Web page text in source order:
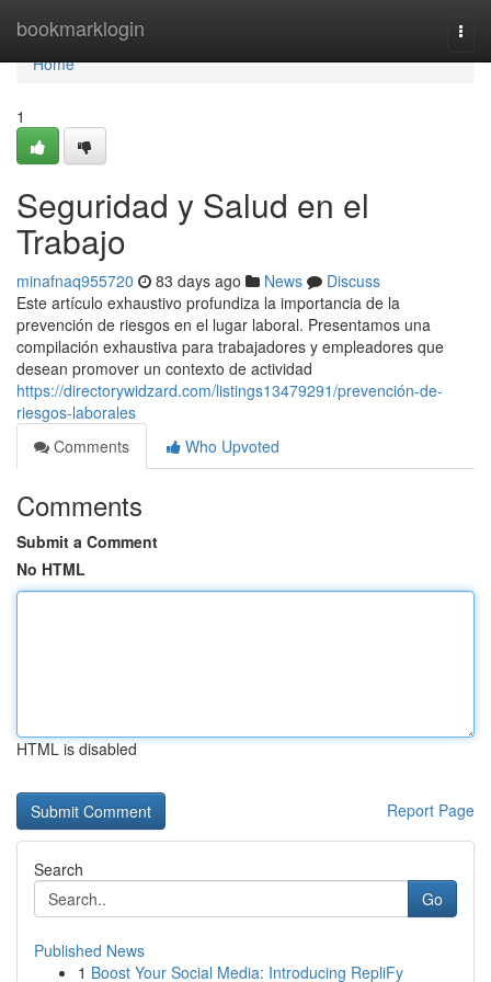
bookmarklogin
Home
Home
1
Seguridad y Salud en el
Trabajo
minafnaq955720 83 days ago News
Discuss
Este artículo exhaustivo profundiza la importancia de la
prevención de riesgos en el lugar laboral. Presentamos una
compilación exhaustiva para trabajadores y empleadores que
desean promover un contexto de actividad
https://directorywidzard.com/listings13479291/prevención-de-
riesgos-laborales
Comments
Who Upvoted
Comments
Submit a Comment
No HTML
HTML is disabled
Report Page
Search
Go
Published News
1 Boost Your Social Media: Introducing RepliFy